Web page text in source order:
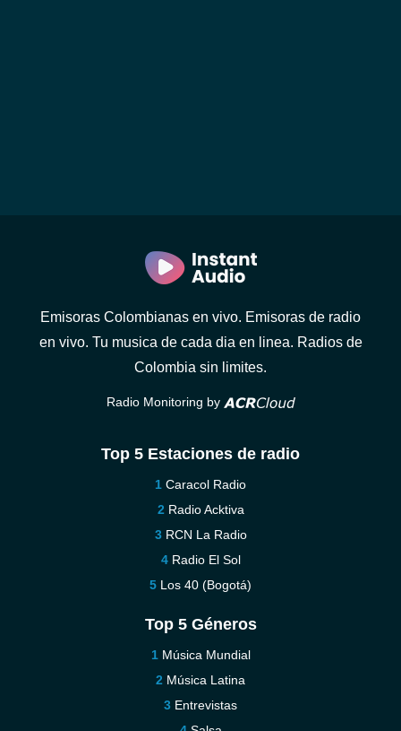
Emisoras Colombianas en vivo. Emisoras de radio
en vivo. Tu musica de cada dia en linea. Radios de
Colombia sin limites.
Radio Monitoring by
Top 5 Estaciones de radio
Caracol Radio
Radio Acktiva
RCN La Radio
Radio El Sol
Los 40 (Bogotá)
Top 5 Géneros
Música Mundial
Música Latina
Entrevistas